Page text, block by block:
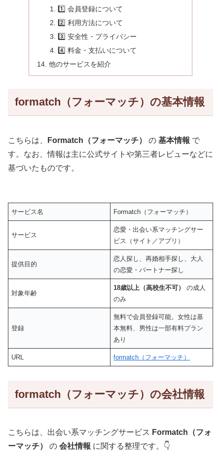
1️⃣ 会員登録について
2️⃣ 利用方法について
3️⃣ 安全性・プライバシー
4️⃣ 料金・支払いについて
他のサービスを紹介
formatch（フォーマッチ）の基本情報
こちらは、 Formatch（フォーマッチ） の 基本情報 で
す。なお、情報は主に公式サイトや第三者レビューなどに
基づいたものです。
サービス名 Formatch（フォーマッチ）
サービス
恋愛・出会い系マッチングサー
ビス（サイト／アプリ）
提供目的
恋人探し、再婚相手探し、大人
の恋愛・パートナー探し
対象年齢
18歳以上（高校生不可）
の成人
のみ
登録
無料で会員登録可能。女性は基
本無料、男性は一部有料プラン
あり
URL formatch（フォーマッチ）
formatch（フォーマッチ）の会社情報
こちらは、出会い系マッチングサービス Formatch（フォ
ーマッチ）
の 会社情報 に関する整理です。👇